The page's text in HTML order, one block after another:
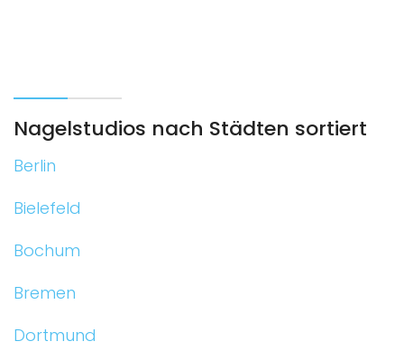
Nagelstudios nach Städten sortiert
Berlin
Bielefeld
Bochum
Bremen
Dortmund